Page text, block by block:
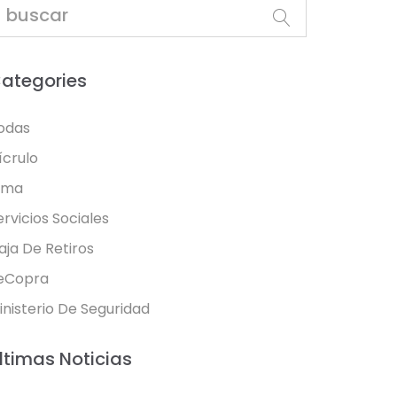
Sociales
De Retiros
De Seguridad
Noticias